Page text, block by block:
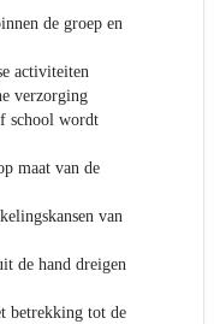
de groep en
activiteiten
verzorging
school wordt
maat van de
van
de hand dreigen
betrekking tot de